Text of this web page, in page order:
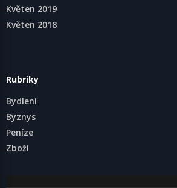
Květen 2019
Květen 2018
Rubriky
Bydlení
Byznys
Peníze
Zboží